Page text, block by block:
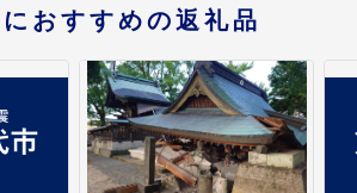
おすすめの返礼品